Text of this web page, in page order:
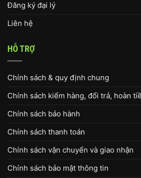
Đăng ký đại lý
Liên hệ
HỖ TRỢ
Chính sách & quy định chung
Chính sách kiểm hàng, đổi trả, hoàn
Chính sách bảo hành
Chính sách thanh toán
Chính sách vận chuyển và giao nhận
Chính sách bảo mật thông tin